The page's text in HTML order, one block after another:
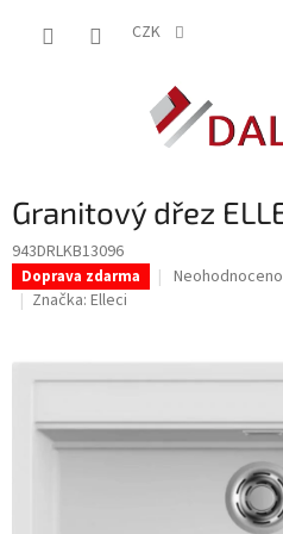
CZK
Granitový dřez
943DRLKB13096
Doprava zdarma
Průměrné
0,0
z
hvězdiček.
Neohodnoceno
Značka: Elleci